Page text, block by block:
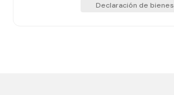
Declaración de bienes